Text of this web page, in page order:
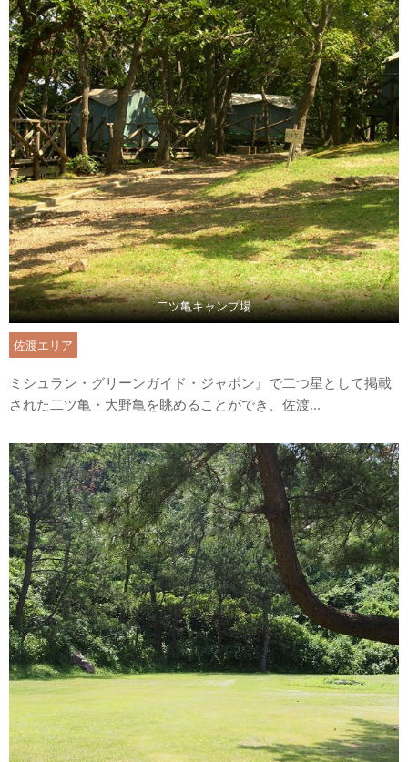
二ツ亀キャンプ場
佐渡エリア
ミシュラン・グリーンガイド・ジャポン』で二つ星として掲載
された二ツ亀・大野亀を眺めることができ、佐渡...